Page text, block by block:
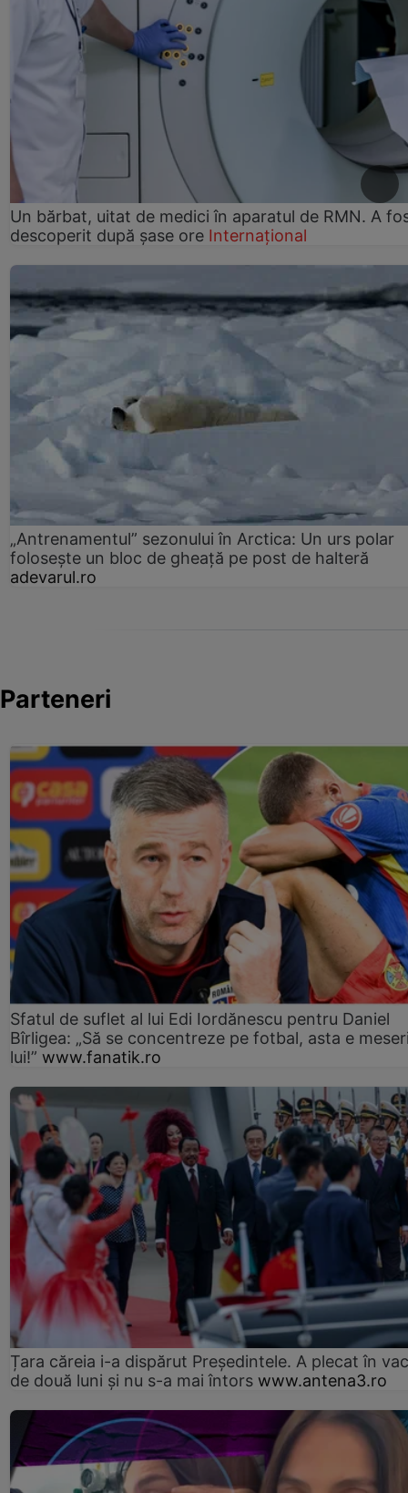
Un bărbat, uitat de medici în aparatul de RMN. A
descoperit după șase ore Internațional
„Antrenamentul” sezonului în Arctica: Un urs polar
folosește un bloc de gheață pe post de halteră
adevarul.ro
Parteneri
Sfatul de suflet al lui Edi Iordănescu pentru Daniel
Bîrligea: „Să se concentreze pe fotbal, asta e
lui!” www.fanatik.ro
Țara căreia i-a dispărut Președintele. A plecat în
de două luni și nu s-a mai întors www.antena3.ro